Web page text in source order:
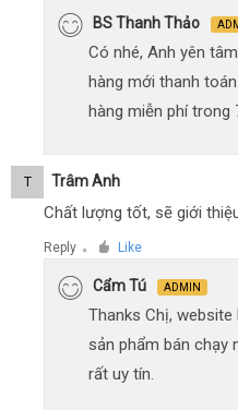
BS Thanh Thảo
Có nhé, Anh yên
hàng mới thanh
hàng miễn phí trong
T Trâm Anh
Chất lượng tốt, sẽ giới
Reply ● Like
Cẩm Tú ADMIN
Thanks Chị,
sản phẩm bán chạy
rất uy tín.